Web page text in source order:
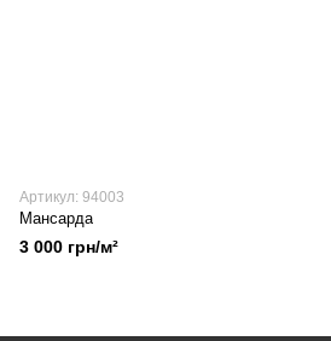
Артикул: 94003
Мансарда
3 000 грн/м²